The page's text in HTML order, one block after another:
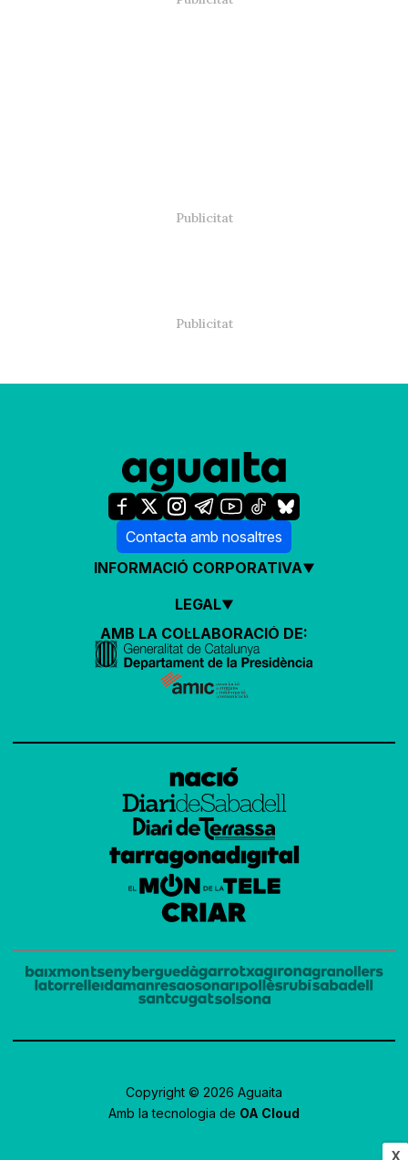
X
Contacta amb nosaltres
INFORMACIÓ CORPORATIVA
LEGAL
AMB LA COL·LABORACIÓ DE:
Copyright © 2026 Aguaita
Amb la tecnologia de OA Cloud